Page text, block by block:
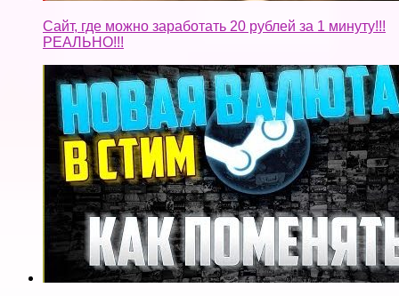
Сайт, где можно заработать 20 рублей за 1 минуту!!!
РЕАЛЬНО!!!